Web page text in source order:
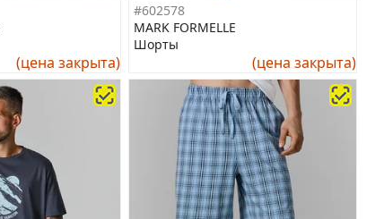
(цена закрыта)
#602578
MARK FORMELLE
Шорты
(цена закрыта)